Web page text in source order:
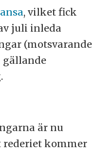
, vilket fick
juli inleda
(motsvarande
är nu
rederiet kommer